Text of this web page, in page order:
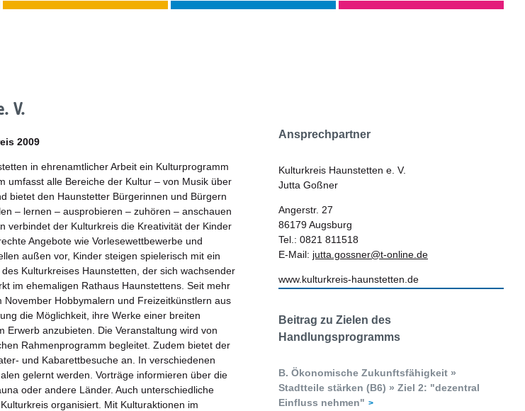
V.
2009
in ehrenamtlicher Arbeit ein Kulturprogramm
umfasst alle Bereiche der Kultur – von Musik über
bietet den Haunstetter Bürgerinnen und Bürgern
– lernen – ausprobieren – zuhören – anschauen
verbindet der Kulturkreis die Kreativität der Kinder
Angebote wie Vorlesewettbewerbe und
außen vor, Kinder steigen spielerisch mit ein
Kulturkreises Haunstetten, der sich wachsender
im ehemaligen Rathaus Haunstettens. Seit mehr
Hobbymalern und Freizeitkünstlern aus
die Möglichkeit, ihre Werke einer breiten
Erwerb anzubieten. Die Veranstaltung wird von
Rahmenprogramm begleitet. Zudem bietet der
und Kabarettbesuche an. In verschiedenen
gelernt werden. Vorträge informieren über die
oder andere Länder. Auch unterschiedliche
organisiert. Mit Kulturaktionen im
Ansprechpartner
Kulturkreis Haunstetten e. V.
Jutta Goßner
Angerstr. 27
86179 Augsburg
Tel.: 0821 811518
E-Mail: jutta.gossner@t-online.de
www.kulturkreis-haunstetten.de
Beitrag zu Zielen des
Handlungsprogramms
B. Ökonomische Zukunftsfähigkeit »
Stadtteile stärken (B6) » Ziel 2: "dezentral
Einfluss nehmen"